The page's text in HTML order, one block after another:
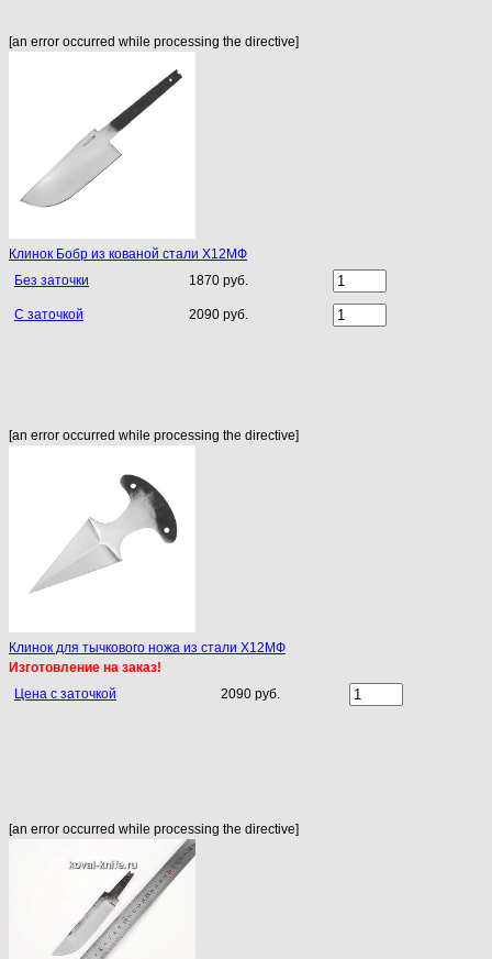
[an error occurred while processing the directive]
Клинок Бобр из кованой стали Х12МФ
Без заточки
1870 руб.
С заточкой 2090 руб.
[an error occurred while processing the directive]
Клинок для тычкового ножа из стали Х12МФ
Изготовление на заказ!
Цена с заточкой
2090 руб.
[an error occurred while processing the directive]